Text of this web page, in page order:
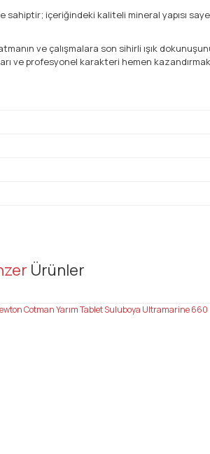
içeriğindeki kaliteli mineral yapısı
ve çalışmalara son sihirli ışık
ve profesyonel karakteri hemen
noktaları öneri formunu kullanarak
Ürünler